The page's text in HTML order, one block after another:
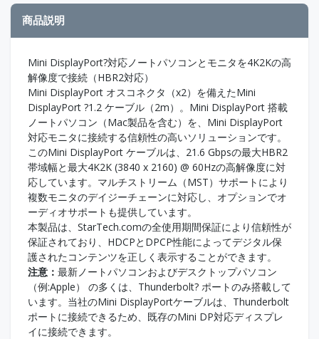
商品説明
Mini DisplayPort?対応ノートパソコンとモニタを4K2Kの高
解像度で接続（HBR2対応）
Mini DisplayPort オスコネクタ（x2）を備えたMini
DisplayPort ?1.2 ケーブル（2m）。Mini DisplayPort 搭載
ノートパソコン（Mac製品を含む）を、Mini DisplayPort
対応モニタに接続する信頼性の高いソリューションです。
このMini DisplayPort ケーブルは、21.6 Gbpsの最大HBR2
帯域幅と最大4K2K (3840 x 2160) @ 60Hzの高解像度に対
応しています。マルチストリーム（MST）サポートにより
複数モニタのデイジーチェーンに対応し、オプションでオ
ーディオサポートも提供しています。
本製品は、StarTech.comの全使用期間保証により信頼性が
保証されており、HDCPとDPCP性能によってデジタル保
護されたコンテンツを正しく表示することができます。
注意： 最新ノートパソコンおよびデスクトップパソコン
（例:Apple） の多くは、Thunderbolt? ポートのみ搭載して
います。当社のMini DisplayPortケーブルは、Thunderbolt
ポートに接続できるため、既存のMini DP対応ディスプレ
イに接続できます。